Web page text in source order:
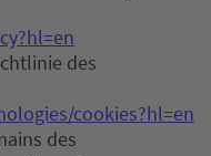
des
cookies?hl=en
des